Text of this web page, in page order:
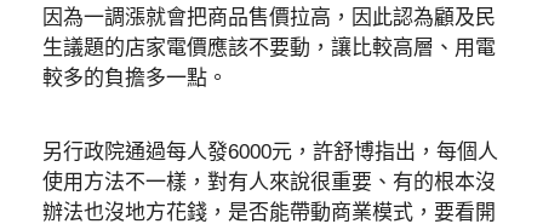
因為一調漲就會把商品售價拉高，因此認為顧及民
生議題的店家電價應該不要動，讓比較高層、用電
較多的負擔多一點。
另行政院通過每人發6000元，許舒博指出，每個人
使用方法不一樣，對有人來說很重要、有的根本沒
辦法也沒地方花錢，是否能帶動商業模式，要看開